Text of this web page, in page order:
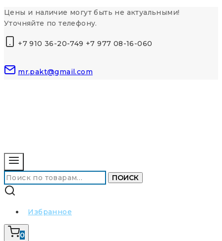
Перейти
к
Цены и наличие могут быть не актуальными!
Уточняйте по телефону.
+7 910 36-20-749 +7 977 08-16-060
mr.pakt@gmail.com
Искать: ПОИСК
Избранное
0